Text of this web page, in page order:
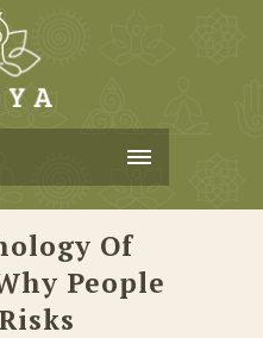
Of
People